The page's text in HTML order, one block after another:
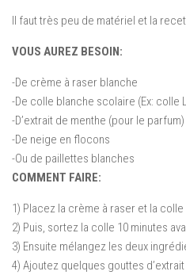
Il faut très peu de matériel et la
VOUS AUREZ BESOIN:
-De crème à raser blanche
-De colle blanche scolaire (Ex: colle
-D’extrait de menthe (pour le parfum)
-De neige en flocons
-Ou de paillettes blanches
COMMENT FAIRE:
1) Placez la crème à raser et la
2) Puis, sortez la colle 10 minutes
3) Ensuite mélangez les deux
4) Ajoutez quelques gouttes